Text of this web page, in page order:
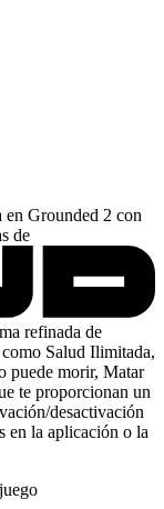
en Grounded 2 con
de
refinada de
Salud Ilimitada,
puede morir, Matar
te proporcionan un
desactivación
en la aplicación o la